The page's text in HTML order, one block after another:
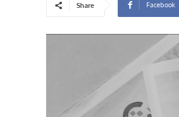
Share Facebook